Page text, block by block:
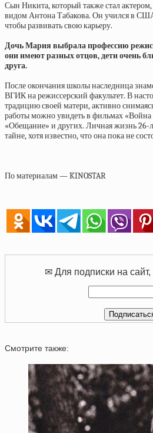
Сын Никита, который также стал
видом Антона Табакова. Он учился в
чтобы развивать свою карьеру.
Дочь Мария выбрала профессию
они имеют разных отцов, дети очень
друга.
После окончания школы наследница
ВГИК на режиссерский факультет. В
традицию своей матери, активно
работы можно увидеть в фильмах
«Обещание» и других. Личная жизнь 26-
тайне, хотя известно, что она пока не
По материалам — KINOSTAR
✉ Для подписки на
Смотрите также: